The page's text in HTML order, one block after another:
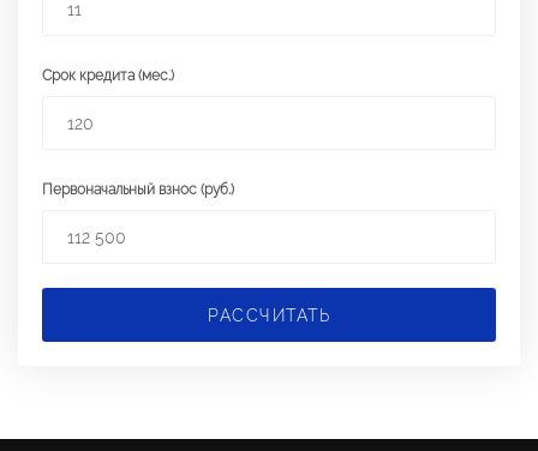
Срок кредита (мес.)
Первоначальный взнос (руб.)
РАССЧИТАТЬ